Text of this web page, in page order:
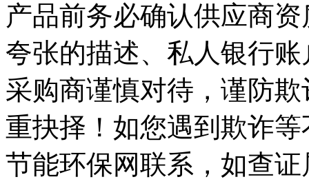
产品前务必确认供应商
夸张的描述、私人银行
采购商谨慎对待，谨防
重抉择！如您遇到欺诈
节能环保网联系，如查